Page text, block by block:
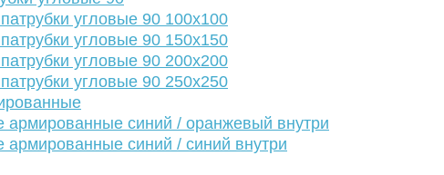
угловые 90 100х100
угловые 90 150х150
угловые 90 200х200
угловые 90 250х250
армированные синий / оранжевый внутри
синий / синий внутри